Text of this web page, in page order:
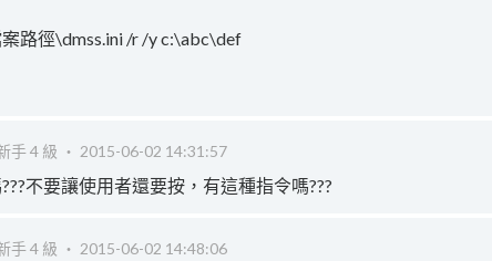
路徑\dmss.ini /r /y c:\abc\def
手 4 級 ‧ 2015-06-02 14:31:57
不要讓使用者還要按，有這種指令嗎???
手 4 級 ‧ 2015-06-02 14:48:06